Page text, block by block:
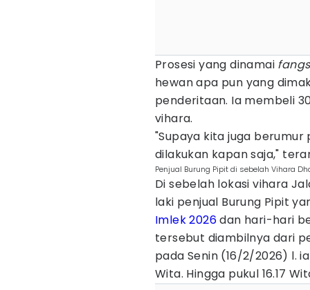
Prosesi yang dinamai
hewan apa pun yang
penderitaan. Ia membeli
vihara.
"Supaya kita juga
dilakukan kapan saja,"
Penjual Burung Pipit di sebelah Vihara
Di sebelah lokasi vihara
laki penjual Burung Pipit
Imlek 2026dan hari-hari
tersebut diambilnya dari
pada Senin (16/2/2026) l.
Wita. Hingga pukul 16.17